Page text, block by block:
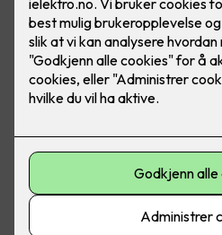
Løft hele uteplassen